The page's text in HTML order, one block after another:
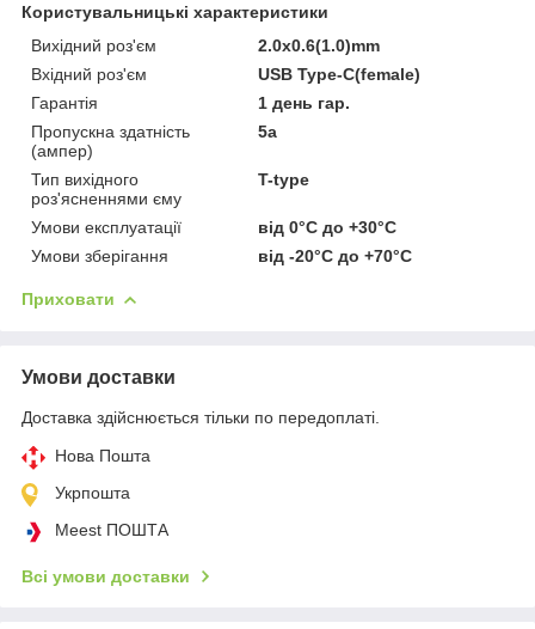
Користувальницькі характеристики
Вихідний роз'єм
2.0x0.6(1.0)mm
Вхідний роз'єм
USB Type-C(female)
Гарантія
1 день гар.
Пропускна здатність
(ампер)
5a
Тип вихідного
роз'ясненнями єму
T-type
Умови експлуатації
від 0°C до +30°C
Умови зберігання
від -20°C до +70°C
Приховати
Умови доставки
Доставка здійснюється тільки по передоплаті.
Нова Пошта
Укрпошта
Meest ПОШТА
Всі умови доставки